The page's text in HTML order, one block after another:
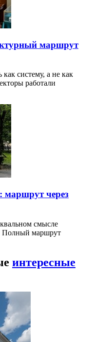
маршрут
систему, а не как
работали
маршрут через
смысле
Полный маршрут
интересные